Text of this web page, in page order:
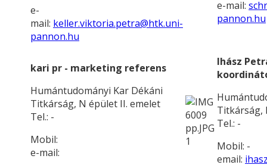
e-
mail: keller.viktoria.petra@htk.uni-
pannon.hu
e-mail:
pannon.hu
kari pr - marketing referens
Humántudományi Kar Dékáni
Titkárság, N épület II. emelet
Tel.: -
Mobil:
e-mail:
Ihász
Titkárság,
Tel.: -
Mobil: -
email: